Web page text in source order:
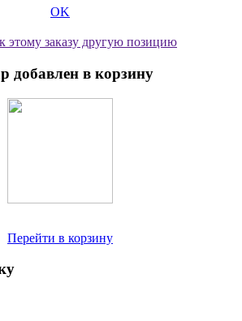
OK
этому заказу другую позицию
добавлен в корзину
Перейти в корзину